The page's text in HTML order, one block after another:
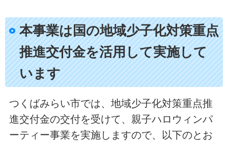
本事業は国の地域少子化対策重点
推進交付金を活用して実施して
います
つくばみらい市では、地域少子化対策重点推
進交付金の交付を受けて、親子ハロウィンパ
ーティー事業を実施しますので、以下のとお